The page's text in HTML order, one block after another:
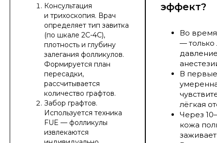
Консультация
и трихоскопия. Врач
определяет тип завитка
(по шкале 2C-4C),
плотность и глубину
залегания фолликулов.
Формируется план
пересадки,
рассчитывается
количество графтов.
Забор графтов.
Используется техника
FUE — фолликулы
извлекаются
эффект?
Во
— только
В
лёгкая
Через
кожа